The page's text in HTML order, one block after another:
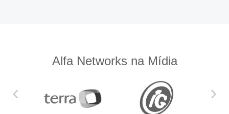
Alfa Networks na Mídia
‹ ›